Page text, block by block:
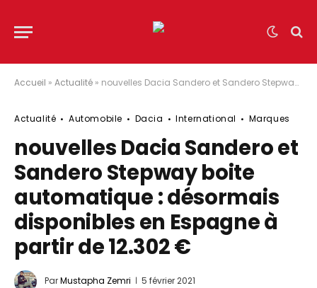
Accueil » Actualité » nouvelles Dacia Sandero et Sandero Stepway boite automatique : désormais disponibles en Espagne à partir de 12.302 €
Actualité Automobile Dacia International Marques
nouvelles Dacia Sandero et
Sandero Stepway boite
automatique : désormais
disponibles en Espagne à
partir de 12.302 €
ParMustapha Zemri 5 février 2021